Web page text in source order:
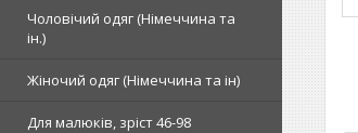
Чоловічий одяг (Німеччина та
ін.)
Жіночий одяг (Німеччина та ін)
Для малюків, зріст 46-98